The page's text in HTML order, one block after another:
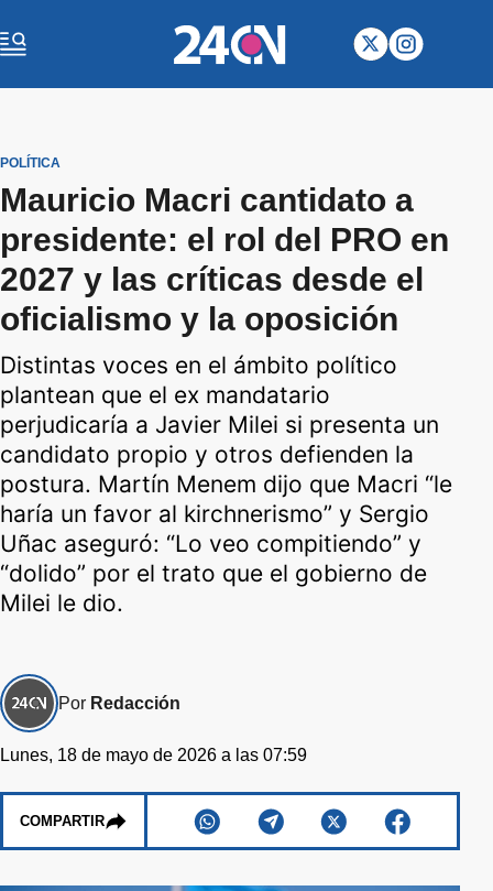
POLÍTICA
Mauricio Macri cantidato a
presidente: el rol del PRO en
2027 y las críticas desde el
oficialismo y la oposición
Distintas voces en el ámbito político
plantean que el ex mandatario
perjudicaría a Javier Milei si presenta un
candidato propio y otros defienden la
postura. Martín Menem dijo que Macri “le
haría un favor al kirchnerismo” y Sergio
Uñac aseguró: “Lo veo compitiendo” y
“dolido” por el trato que el gobierno de
Milei le dio.
Por Redacción
Lunes, 18 de mayo de 2026 a las 07:59
COMPARTIR